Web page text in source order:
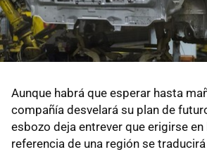
Aunque habrá que esperar hasta
compañía desvelará su plan de
esbozo deja entrever que erigirse en
referencia de una región se traducirá